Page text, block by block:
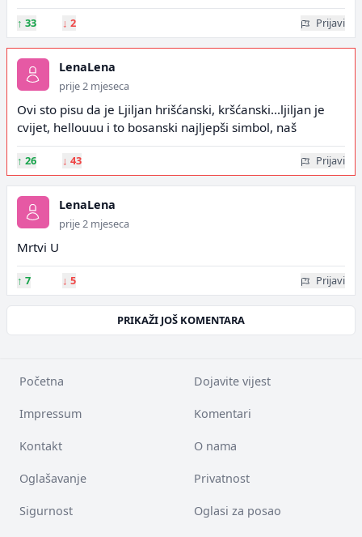
↑ 33 ↓ 2 Prijavi
LenaLena
prije 2 mjeseca
Ovi sto pisu da je Ljiljan hrišćanski, kršćanski...ljiljan je
cvijet, hellouuu i to bosanski najljepši simbol, naš
↑ 26 ↓ 43 Prijavi
LenaLena
prije 2 mjeseca
Mrtvi U
↑ 7 ↓ 5 Prijavi
PRIKAŽI JOŠ KOMENTARA
Početna Dojavite vijest
Impressum Komentari
Kontakt O nama
Oglašavanje Privatnost
Sigurnost Oglasi za posao